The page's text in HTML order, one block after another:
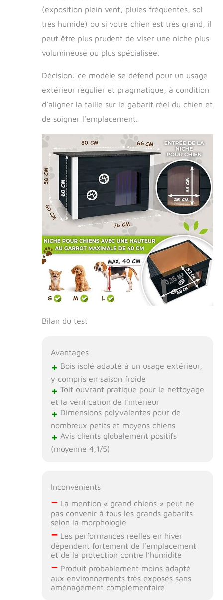
(exposition plein vent, pluies fréquentes, sol
très humide) ou si votre chien est très grand, il
peut être plus prudent de viser une niche plus
volumineuse ou plus spécialisée.
Décision: ce modèle se défend pour un usage
extérieur régulier et pragmatique, à condition
d’aligner la taille sur le gabarit réel du chien et
de soigner l’emplacement.
Bilan du test
Avantages
+ Bois isolé adapté à un usage extérieur,
y compris en saison froide
+ Toit ouvrant pratique pour le nettoyage
et la vérification de l’intérieur
+ Dimensions polyvalentes pour de
nombreux petits et moyens chiens
+ Avis clients globalement positifs
(moyenne 4,1/5)
Inconvénients
–La mention « grand chiens » peut ne
pas convenir à tous les grands gabarits
selon la morphologie
–Les performances réelles en hiver
dépendent fortement de l’emplacement
et de la protection contre l’humidité
–Produit probablement moins adapté
aux environnements très exposés sans
aménagement complémentaire